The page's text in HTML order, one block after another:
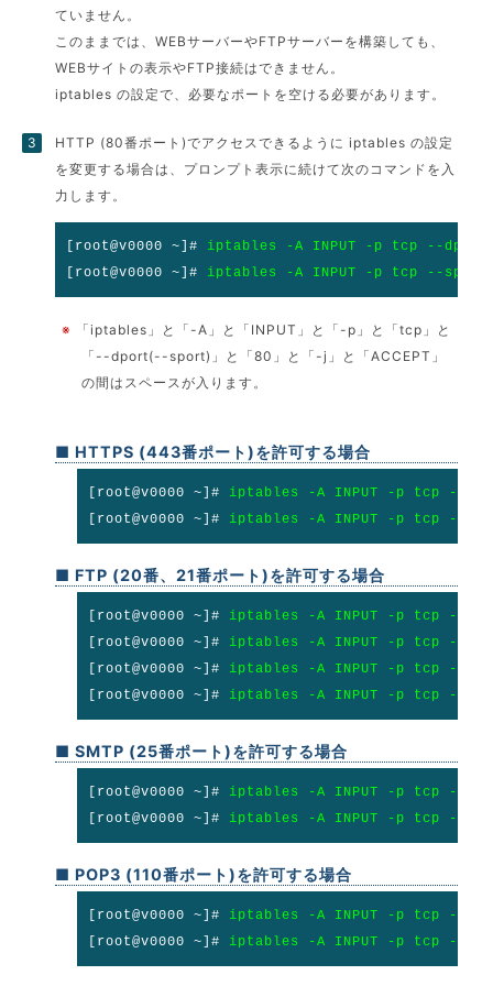
ていません。
このままでは、WEBサーバーやFTPサーバーを構築しても、
WEBサイトの表示やFTP接続はできません。
iptables の設定で、必要なポートを空ける必要があります。
HTTP (80番ポート)でアクセスできるように iptables の設定
を変更する場合は、プロンプト表示に続けて次のコマンドを入
力します。
[root@v0000 ~]# iptables -A INPUT -p tcp --dport
[root@v0000 ~]# iptables -A INPUT -p tcp --sport
※
「iptables」と「-A」と「INPUT」と「-p」と「tcp」と
「--dport(--sport)」と「80」と「-j」と「ACCEPT」
の間はスペースが入ります。
■ HTTPS (443番ポート)を許可する場合
[root@v0000 ~]# iptables -A INPUT -p tcp --
[root@v0000 ~]# iptables -A INPUT -p tcp --
■ FTP (20番、21番ポート)を許可する場合
[root@v0000 ~]# iptables -A INPUT -p tcp --
[root@v0000 ~]# iptables -A INPUT -p tcp --
[root@v0000 ~]# iptables -A INPUT -p tcp --
[root@v0000 ~]# iptables -A INPUT -p tcp --
■ SMTP (25番ポート)を許可する場合
[root@v0000 ~]# iptables -A INPUT -p tcp --
[root@v0000 ~]# iptables -A INPUT -p tcp --
■ POP3 (110番ポート)を許可する場合
[root@v0000 ~]# iptables -A INPUT -p tcp --
[root@v0000 ~]# iptables -A INPUT -p tcp --